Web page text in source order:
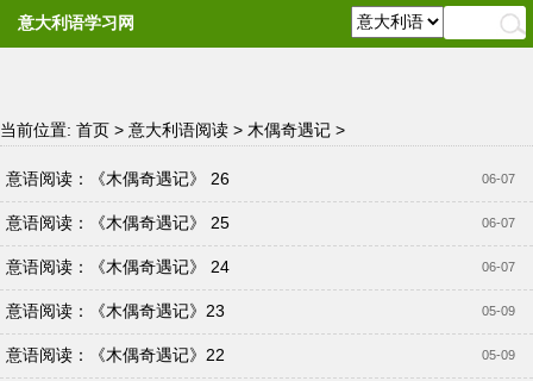
意大利语学习网
当前位置: 首页 > 意大利语阅读 > 木偶奇遇记 >
06-07
意语阅读：《木偶奇遇记》 26
06-07
意语阅读：《木偶奇遇记》 25
06-07
意语阅读：《木偶奇遇记》 24
05-09
意语阅读：《木偶奇遇记》23
05-09
意语阅读：《木偶奇遇记》22